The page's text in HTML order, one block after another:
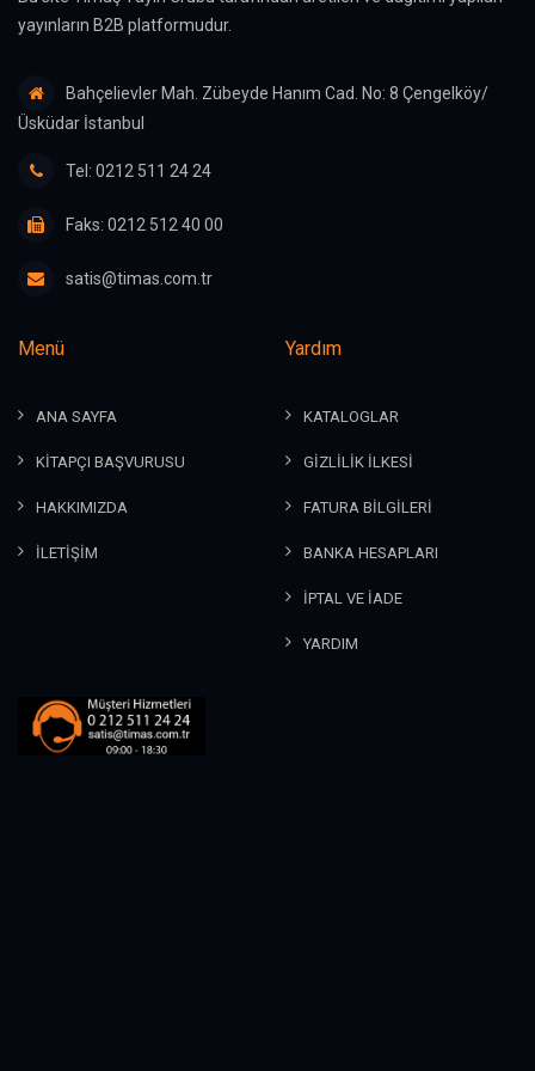
yayınların B2B platformudur.
Bahçelievler Mah. Zübeyde Hanım Cad. No: 8 Çengelköy/
Üsküdar İstanbul
Tel: 0212 511 24 24
Faks: 0212 512 40 00
satis@timas.com.tr
Menü
ANA SAYFA
KİTAPÇI BAŞVURUSU
HAKKIMIZDA
İLETİŞİM
Yardım
KATALOGLAR
GİZLİLİK İLKESİ
FATURA BİLGİLERİ
BANKA HESAPLARI
İPTAL VE İADE
YARDIM